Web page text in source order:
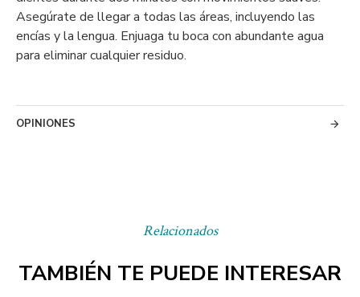
Relacionados
TAMBIÉN TE PUEDE INTERESAR
Asegúrate de llegar a todas las áreas, incluyendo las
encías y la lengua. Enjuaga tu boca con abundante agua
para eliminar cualquier residuo.
OPINIONES